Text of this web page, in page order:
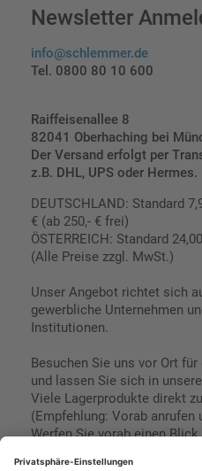
Newsletter
info@schlemmer.de
Tel. 0800 80 10 600
Raiffeisenallee 8
82041 Oberhaching bei
Der Versand erfolgt per
z.B. DHL, UPS oder Hermes.
DEUTSCHLAND: Standard
€ (ab 250,- € frei)
ÖSTERREICH: Standard
(Alle Preise zzgl. MwSt.)
Unser Angebot richtet sich
gewerbliche Unternehmen
Institutionen.
Besuchen Sie uns vor Ort
und lassen Sie sich in
Viele Lagerprodukte direkt
(Empfehlung: Vorab anrufen
Werfen Sie vorab einen